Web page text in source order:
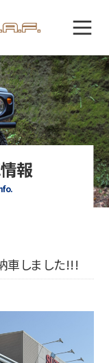
報
車しました!!!